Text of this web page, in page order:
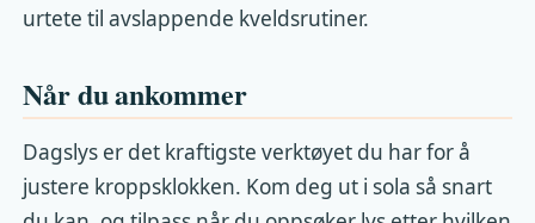
urtete til avslappende kveldsrutiner.
Når du ankommer
Dagslys er det kraftigste verktøyet du har for å
justere kroppsklokken. Kom deg ut i sola så snart